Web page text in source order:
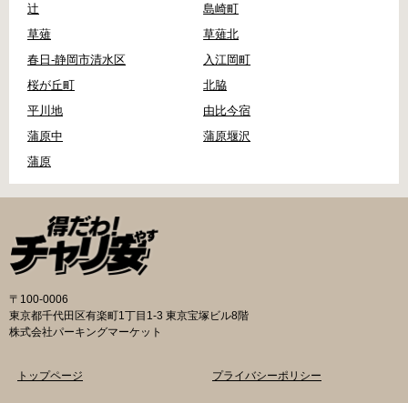
辻
島崎町
草薙
草薙北
春日-静岡市清水区
入江岡町
桜が丘町
北脇
平川地
由比今宿
蒲原中
蒲原堰沢
蒲原
〒100-0006
東京都千代田区有楽町1丁目1-3 東京宝塚ビル8階
株式会社パーキングマーケット
トップページ プライバシーポリシー